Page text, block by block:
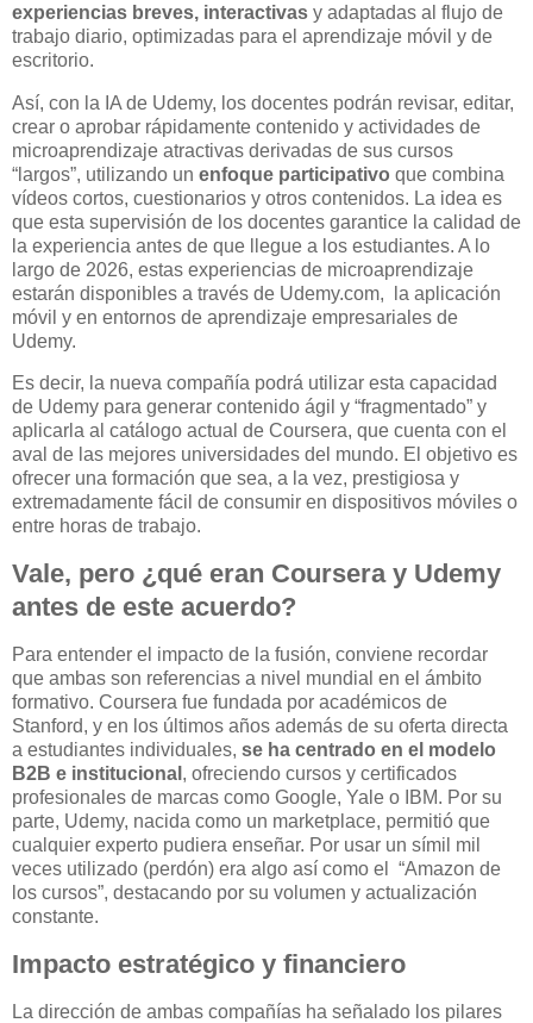
experiencias breves, interactivas y adaptadas al flujo de
trabajo diario, optimizadas para el aprendizaje móvil y de
escritorio.
Así, con la IA de Udemy, los docentes podrán revisar, editar,
crear o aprobar rápidamente contenido y actividades de
microaprendizaje atractivas derivadas de sus cursos
“largos”, utilizando un enfoque participativo que combina
vídeos cortos, cuestionarios y otros contenidos. La idea es
que esta supervisión de los docentes garantice la calidad de
la experiencia antes de que llegue a los estudiantes. A lo
largo de 2026, estas experiencias de microaprendizaje
estarán disponibles a través de Udemy.com, la aplicación
móvil y en entornos de aprendizaje empresariales de
Udemy.
Es decir, la nueva compañía podrá utilizar esta capacidad
de Udemy para generar contenido ágil y “fragmentado” y
aplicarla al catálogo actual de Coursera, que cuenta con el
aval de las mejores universidades del mundo. El objetivo es
ofrecer una formación que sea, a la vez, prestigiosa y
extremadamente fácil de consumir en dispositivos móviles o
entre horas de trabajo.
Vale, pero ¿qué eran Coursera y Udemy
antes de este acuerdo?
Para entender el impacto de la fusión, conviene recordar
que ambas son referencias a nivel mundial en el ámbito
formativo. Coursera fue fundada por académicos de
Stanford, y en los últimos años además de su oferta directa
a estudiantes individuales, se ha centrado en el modelo
B2B e institucional , ofreciendo cursos y certificados
profesionales de marcas como Google, Yale o IBM. Por su
parte, Udemy, nacida como un marketplace, permitió que
cualquier experto pudiera enseñar. Por usar un símil mil
veces utilizado (perdón) era algo así como el “Amazon de
los cursos”, destacando por su volumen y actualización
constante.
Impacto estratégico y financiero
La dirección de ambas compañías ha señalado los pilares